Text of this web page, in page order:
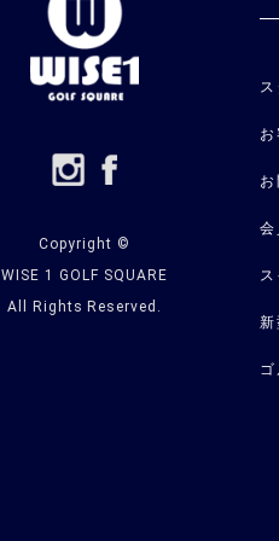
Copyright ©
WISE 1 GOLF SQUARE
All Rights Reserved.
会
新